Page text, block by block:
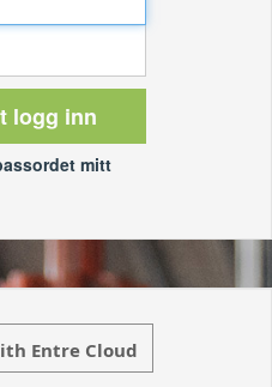
logg inn
mitt
Entre Cloud